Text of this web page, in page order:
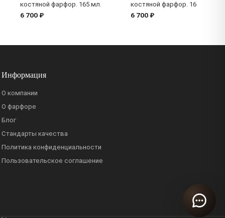
костяной фарфор. 165 мл.
6 700 ₽
костяной фарфор. 165 мл.
6 700 ₽
Информация
О компании
О фарфоре
Блог
Стандарты качества
Политика конфиденциальности
Пользовательское соглашение